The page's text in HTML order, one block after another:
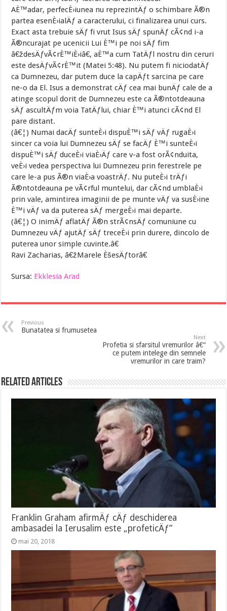
AÈ™adar, perfecÈ›iunea nu reprezintÄƒ o schimbare Ã®n
partea esenÈ›ialÄƒ a caracterului, ci finalizarea unui curs.
Exact asta trebuie sÄƒ fi vrut Isus sÄƒ spunÄƒ cÃ¢nd i-a
Ã®ncurajat pe ucenicii Lui È™i pe noi sÄƒ fim
â€ždesÄƒvÃ¢rÈ™iÈ›iâ€, aÈ™a cum TatÄƒl nostru din ceruri
este desÄƒvÃ¢rÈ™it (Matei 5:48). Nu putem fi niciodatÄƒ
ca Dumnezeu, dar putem duce la capÄƒt sarcina pe care
ne-o da El. Isus a demonstrat cÄƒ cea mai bunÄƒ cale de a
atinge scopul dorit de Dumnezeu este ca Ã®ntotdeauna
sÄƒ ascultÄƒm voia TatÄƒlui, chiar È™i atunci cÃ¢nd El
pare distant.
(â€¦) Numai dacÄƒ sunteÈ›i dispuÈ™i sÄƒ vÄƒ rugaÈ›i
sincer ca voia lui Dumnezeu sÄƒ se facÄƒ È™i sunteÈ›i
dispuÈ™i sÄƒ duceÈ›i viaÈ›Äƒ care v-a fost orÃ¢nduita,
veÈ›i vedea perspectiva lui Dumnezeu prin ferestrele pe
care le-a pus Ã®n viaÈ›a voastrÄƒ. Nu puteÈ›i trÄƒi
Ã®ntotdeauna pe vÃ¢rful muntelui, dar cÃ¢nd umblaÈ›i
prin vale, amintirea imaginii de pe munte vÄƒ va susÈ›ine
È™i vÄƒ va da puterea sÄƒ mergeÈ›i mai departe.
(â€¦) O inimÄƒ aflatÄƒ Ã®n strÃ¢nsÄƒ comuniune cu
Dumnezeu vÄƒ ajutÄƒ sÄƒ treceÈ›i prin durere, dincolo de
puterea unor simple cuvinte.â€
Ravi Zacharias, â€žMarele ÈšesÄƒtorâ€
Sursa: Ekklesia Arad
Previous
Bunatatea si frumusetea
Next
Profetia si sfarsitul vremurilor â€“
ce putem intelege din semnele
vremurilor in care traim?
Related Articles
Franklin Graham afirmÄƒ cÄƒ deschiderea
ambasadei la Ierusalim este „profeticÄƒ”
mai 20, 2018